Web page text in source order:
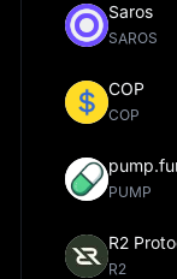
Saros
SAROS
COP
COP
PUMP
R2
R2